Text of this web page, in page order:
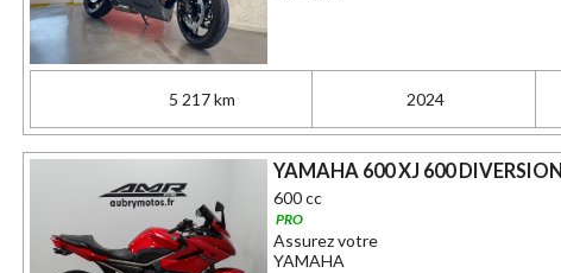
5 217 km 2024
YAMAHA 600 XJ 600 DIVERSION
600 cc
PRO
Assurez votre
YAMAHA